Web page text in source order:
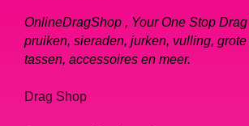
OnlineDragShop , Your One Stop
pruiken, sieraden, jurken, vulling,
tassen, accessoires en meer.
Drag Shop